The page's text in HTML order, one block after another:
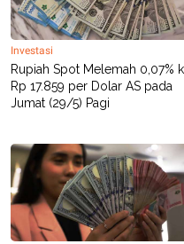
S
I
N
G
K
G
M
I
A
.
I
D
Investasi
Rupiah Spot Melemah 0,07%
Rp 17.859 per Dolar AS pada
Jumat (29/5) Pagi